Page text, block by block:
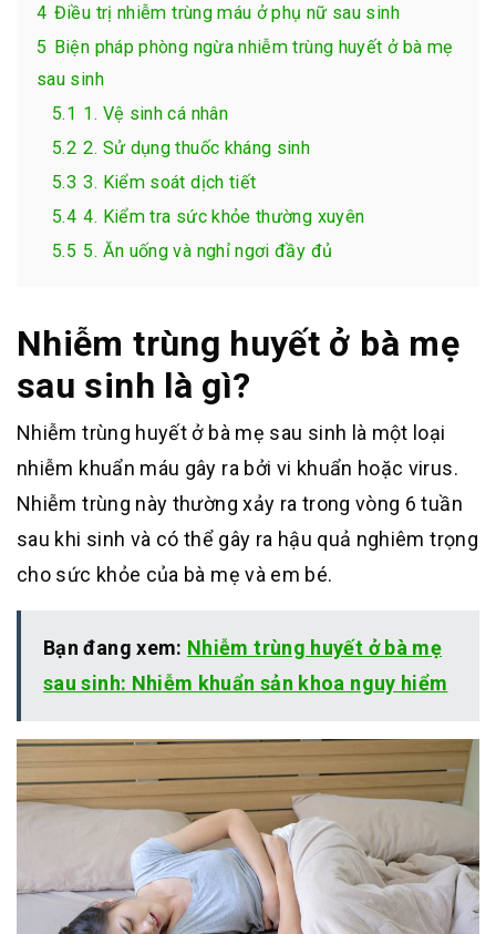
4 Điều trị nhiễm trùng máu ở phụ nữ sau sinh
5 Biện pháp phòng ngừa nhiễm trùng huyết ở bà mẹ
sau sinh
5.1 1. Vệ sinh cá nhân
5.2 2. Sử dụng thuốc kháng sinh
5.3 3. Kiểm soát dịch tiết
5.4 4. Kiểm tra sức khỏe thường xuyên
5.5 5. Ăn uống và nghỉ ngơi đầy đủ
Nhiễm trùng huyết ở bà mẹ
sau sinh là gì?
Nhiễm trùng huyết ở bà mẹ sau sinh là một loại
nhiễm khuẩn máu gây ra bởi vi khuẩn hoặc virus.
Nhiễm trùng này thường xảy ra trong vòng 6 tuần
sau khi sinh và có thể gây ra hậu quả nghiêm trọng
cho sức khỏe của bà mẹ và em bé.
Bạn đang xem: Nhiễm trùng huyết ở bà mẹ
sau sinh: Nhiễm khuẩn sản khoa nguy hiểm